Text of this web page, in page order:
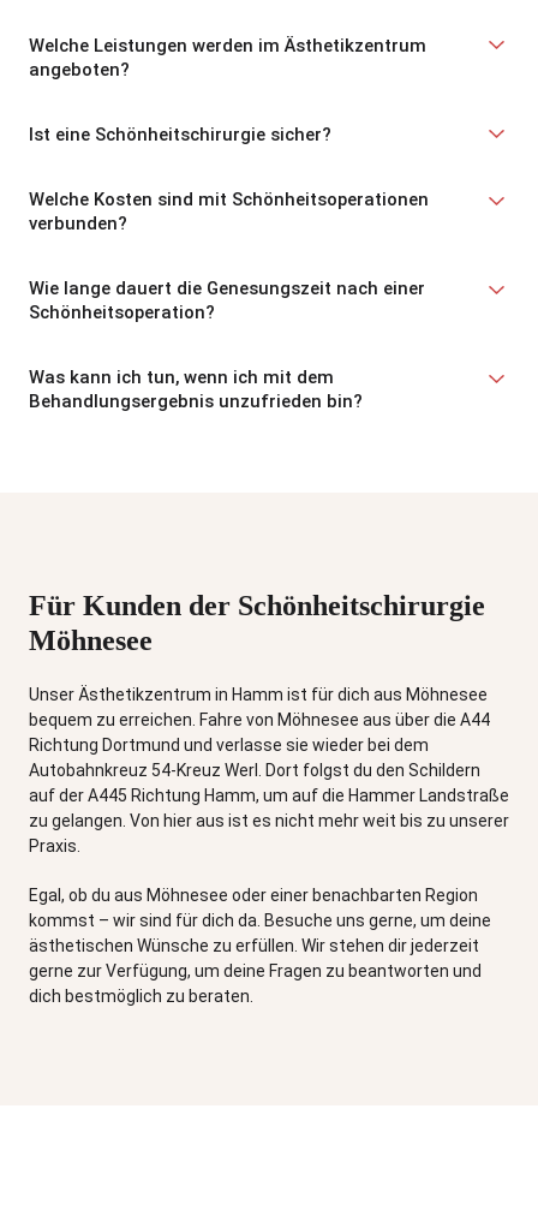
Welche Leistungen werden im Ästhetikzentrum
angeboten?
Ist eine Schönheitschirurgie sicher?
Welche Kosten sind mit Schönheitsoperationen
verbunden?
Wie lange dauert die Genesungszeit nach einer
Schönheitsoperation?
Was kann ich tun, wenn ich mit dem
Behandlungsergebnis unzufrieden bin?
Für Kunden der Schönheitschirurgie
Möhnesee
Unser Ästhetikzentrum in Hamm ist für dich aus Möhnesee
bequem zu erreichen. Fahre von Möhnesee aus über die A44
Richtung Dortmund und verlasse sie wieder bei dem
Autobahnkreuz 54-Kreuz Werl. Dort folgst du den Schildern
auf der A445 Richtung Hamm, um auf die Hammer Landstraße
zu gelangen. Von hier aus ist es nicht mehr weit bis zu unserer
Praxis.
Egal, ob du aus Möhnesee oder einer benachbarten Region
kommst – wir sind für dich da. Besuche uns gerne, um deine
ästhetischen Wünsche zu erfüllen. Wir stehen dir jederzeit
gerne zur Verfügung, um deine Fragen zu beantworten und
dich bestmöglich zu beraten.